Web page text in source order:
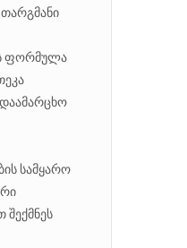
ფორმულა
სამყარო
შექმნეს